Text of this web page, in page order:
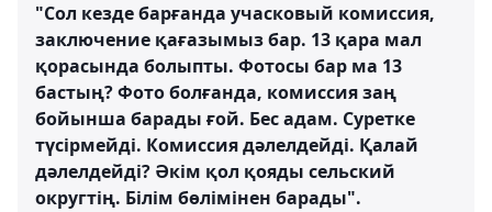
"Сол кезде барғанда учасковый комиссия,
заключение қағазымыз бар. 13 қара мал
қорасында болыпты. Фотосы бар ма 13
бастың? Фото болғанда, комиссия заң
бойынша барады ғой. Бес адам. Суретке
түсірмейді. Комиссия дәлелдейді. Қалай
дәлелдейді? Әкім қол қояды сельский
округтің. Білім бөлімінен барады".